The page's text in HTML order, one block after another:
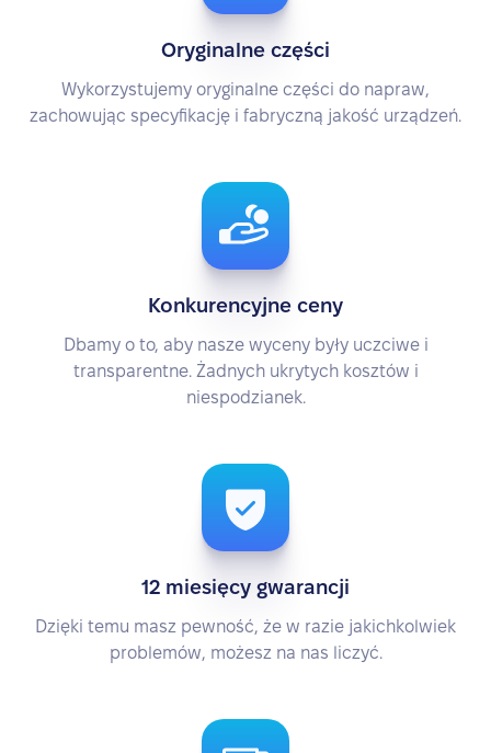
Oryginalne części
Wykorzystujemy oryginalne części do napraw,
zachowując specyfikację i fabryczną jakość urządzeń.
Konkurencyjne ceny
Dbamy o to, aby nasze wyceny były uczciwe i
transparentne. Żadnych ukrytych kosztów i
niespodzianek.
12 miesięcy gwarancji
Dzięki temu masz pewność, że w razie jakichkolwiek
problemów, możesz na nas liczyć.